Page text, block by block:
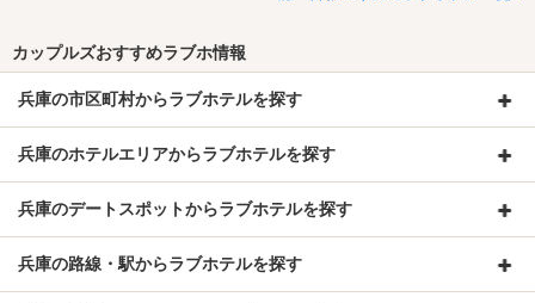
カップルズおすすめラブホ情報
兵庫の市区町村からラブホテルを探す
兵庫のホテルエリアからラブホテルを探す
兵庫のデートスポットからラブホテルを探す
兵庫の路線・駅からラブホテルを探す